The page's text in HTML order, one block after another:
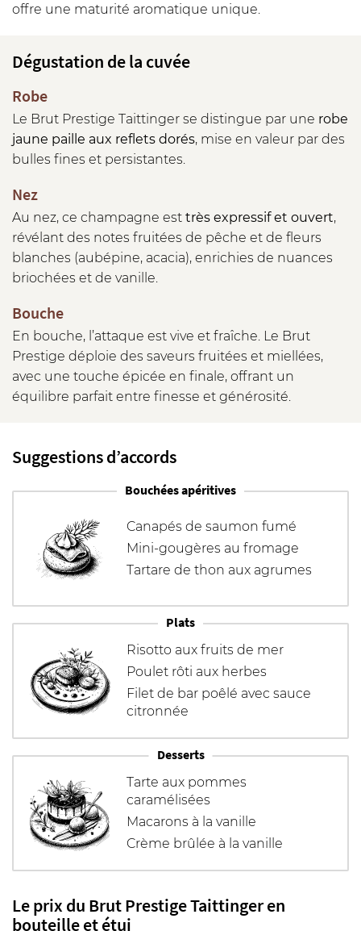
offre une maturité aromatique unique.
Dégustation de la cuvée
Robe
Le Brut Prestige Taittinger se distingue par une robe
jaune paille aux reflets dorés, mise en valeur par des
bulles fines et persistantes.
Nez
Au nez, ce champagne est très expressif et ouvert,
révélant des notes fruitées de pêche et de fleurs
blanches (aubépine, acacia), enrichies de nuances
briochées et de vanille.
Bouche
En bouche, l’attaque est vive et fraîche. Le Brut
Prestige déploie des saveurs fruitées et miellées,
avec une touche épicée en finale, offrant un
équilibre parfait entre finesse et générosité.
Suggestions d’accords
Bouchées apéritives
Canapés de saumon fumé
Mini-gougères au fromage
Tartare de thon aux agrumes
Plats
Risotto aux fruits de mer
Poulet rôti aux herbes
Filet de bar poêlé avec sauce
citronnée
Desserts
Tarte aux pommes
caramélisées
Macarons à la vanille
Crème brûlée à la vanille
Le prix du Brut Prestige Taittinger en
bouteille et étui